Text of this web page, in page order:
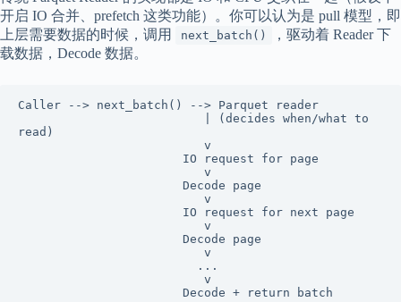
开启 IO 合并、prefetch 这类功能）。你可以认为是 pull 模型，即
上层需要数据的时候，调用
next_batch()
，驱动着 Reader 下
载数据，Decode 数据。
Caller --> next_batch() --> Parquet reader
read)
                       Decode + return batch